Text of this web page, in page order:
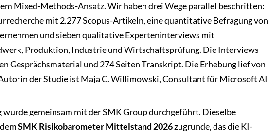
Mixed-Methods-Ansatz. Wir haben drei Wege parallel beschritten:
mit 2.277 Scopus-Artikeln, eine quantitative Befragung von
und sieben qualitative Experteninterviews mit
Produktion, Industrie und Wirtschaftsprüfung. Die Interviews
Gesprächsmaterial und 274 Seiten Transkript. Die Erhebung lief von
der Studie ist Maja C. Willimowski, Consultant für Microsoft AI
gemeinsam mit der SMK Group durchgeführt. Dieselbe
SMK Risikobarometer Mittelstand 2026zugrunde, das die KI-